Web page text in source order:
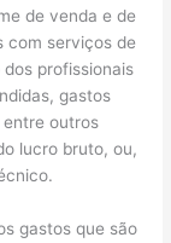
de venda e de
com serviços de
profissionais
gastos
outros
lucro bruto, ou,
gastos que são